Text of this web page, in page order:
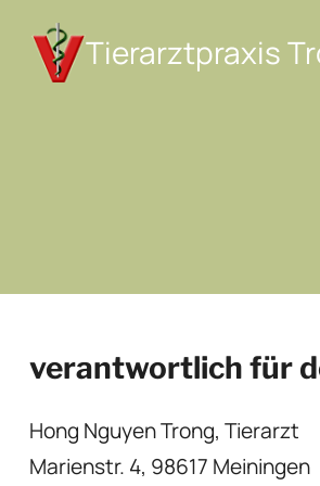
zum
Inhalt
Tierarztpraxis
verantwortlich für
Hong Nguyen Trong, Tierarzt
Marienstr. 4, 98617 Meiningen